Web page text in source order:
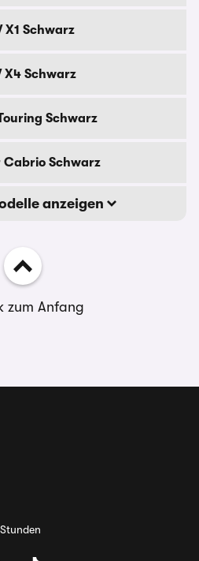
X1 Schwarz
X4 Schwarz
Schwarz
Cabrio Schwarz
anzeigen
zum Anfang